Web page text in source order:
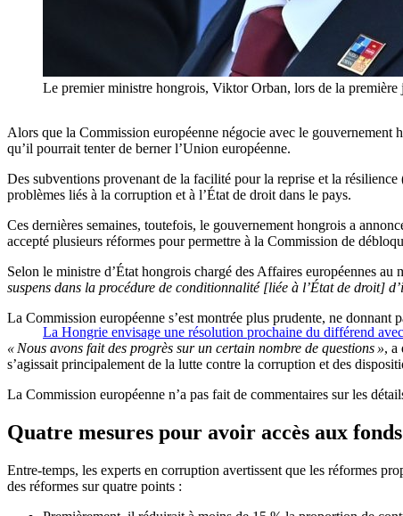
Le premier ministre hongrois, Viktor Orban, lors de la
Alors que la Commission européenne négocie avec le gouvernement
qu’il pourrait tenter de berner l’Union européenne.
Des subventions provenant de la facilité pour la reprise et la
problèmes liés à la corruption et à l’État de droit dans le pays.
Ces dernières semaines, toutefois, le gouvernement hongrois a
accepté plusieurs réformes pour permettre à la Commission de
Selon le ministre d’État hongrois chargé des Affaires européennes au
suspens dans la procédure de conditionnalité [liée à l’État de droit]
La Hongrie envisage une résolution prochaine du différend
La Commission européenne s’est montrée plus prudente, ne donnant
« Nous avons fait des progrès sur un certain nombre de questions », a
s’agissait principalement de la lutte contre la corruption et des
La Commission européenne n’a pas fait de commentaires sur les
Quatre mesures pour avoir accès aux
Entre-temps, les experts en corruption avertissent que les réformes
des réformes sur quatre points :